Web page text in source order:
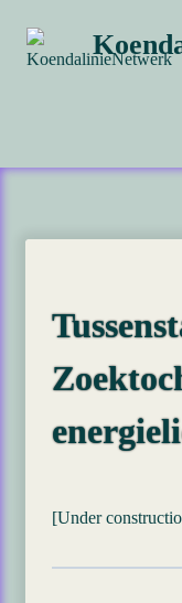
naar
inhoud
[Under